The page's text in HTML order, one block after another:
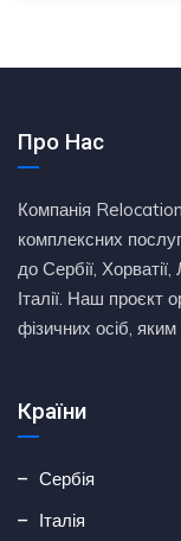
Про Нас
Компанія
комплексних
до Сербії, Хорватії,
Італії. Наш проєкт
фізичних осіб,
Країни
Сербія
Італія